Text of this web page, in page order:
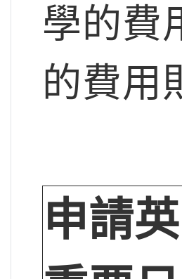
學的費
的費用
申請